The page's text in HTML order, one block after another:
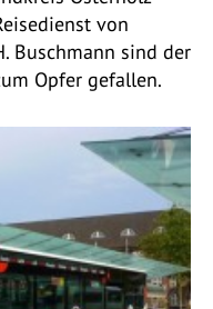
von
Buschmann sind der
Opfer gefallen.